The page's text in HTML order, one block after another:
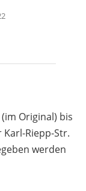
Original) bis
Riepp-Str.
werden